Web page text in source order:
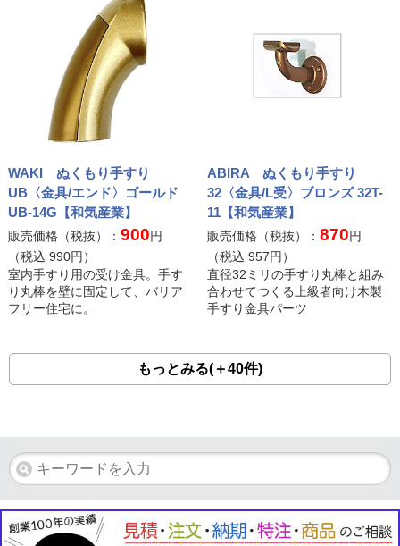
WAKI ぬくもり手すり
UB〈金具/エンド〉ゴールド
UB-14G【和気産業】
販売価格（税抜）： 900円
（税込 990円）
室内手すり用の受け金具。手す
り丸棒を壁に固定して、バリア
フリー住宅に。
ABIRA ぬくもり手すり
32〈金具/L受〉ブロンズ 32T-
11【和気産業】
販売価格（税抜）：870円
（税込957円）
直径32ミリの手すり丸棒と組み
合わせてつくる上級者向け木製
手すり金具パーツ
もっとみる(＋40件)